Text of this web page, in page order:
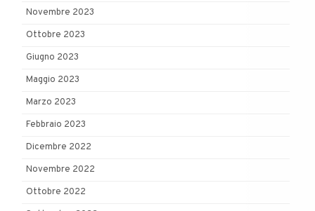
Novembre 2023
Ottobre 2023
Giugno 2023
Maggio 2023
Marzo 2023
Febbraio 2023
Dicembre 2022
Novembre 2022
Ottobre 2022